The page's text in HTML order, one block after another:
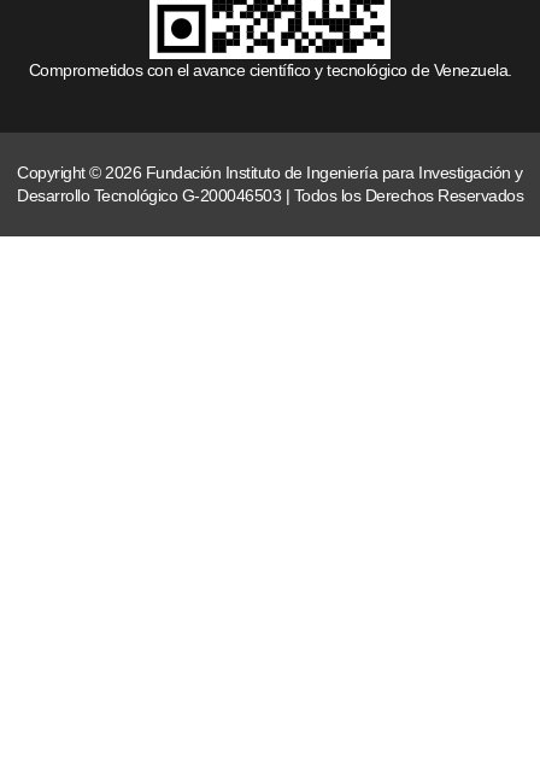
Comprometidos con el avance científico y tecnológico de Venezuela.
Copyright © 2026 Fundación Instituto de Ingeniería para Investigación y
Desarrollo Tecnológico G-200046503 | Todos los Derechos Reservados